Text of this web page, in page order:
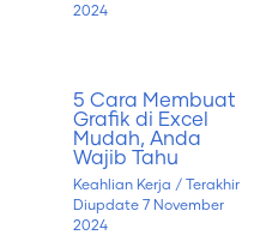
2024
5 Cara Membuat
Grafik di Excel
Mudah, Anda
Wajib Tahu
Keahlian Kerja / Terakhir
Diupdate 7 November
2024